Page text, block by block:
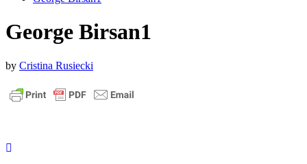
George Birsan1
Published
18
by Cristina Rusiecki